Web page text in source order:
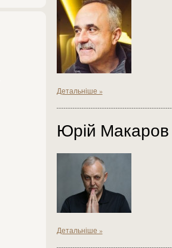
Детальніше »
Юрій Макаров
Детальніше »